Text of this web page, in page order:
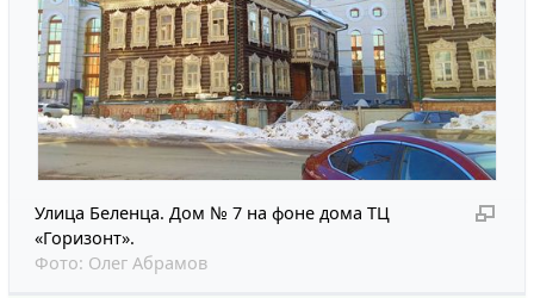
Улица Беленца. Дом № 7 на фоне дома ТЦ
«Горизонт».
Фото: Олег Абрамов